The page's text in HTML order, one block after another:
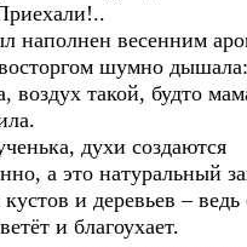
наполнен весенним
шумно дышала:
воздух такой, будто
духи создаются
а это натуральный
и деревьев – ведь
и благоухает.